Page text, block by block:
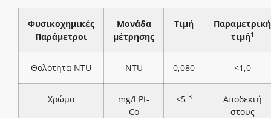
Φυσικοχημικές
Παράμετροι
Μονάδα
μέτρησης
Τιμή
Παραμετρική
τιμή1
Θολότητα NTU NTU 0,080 <1,0
Χρώμα
mg/l Pt-
Co
<5 3
Αποδεκτή
στους